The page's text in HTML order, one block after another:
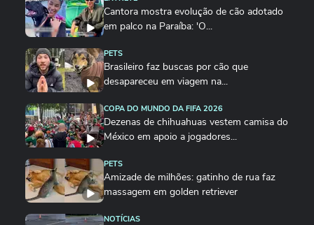
Cantora mostra evolução de cão adotado
em palco na Paraíba: 'O...
PETS
Brasileiro faz buscas por cão que
desapareceu em viagem na...
COPA DO MUNDO DA FIFA 2026
Dezenas de chihuahuas vestem camisa do
México em apoio a jogadores...
PETS
Amizade de milhões: gatinho de rua faz
massagem em golden retriever
NOTÍCIAS